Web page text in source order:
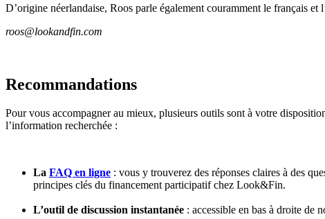
D’origine néerlandaise, Roos parle également couramment le français
roos@lookandfin.com
Recommandations
Pour vous accompagner au mieux, plusieurs outils sont à votre
l’information recherchée :
La FAQ en ligne : vous y trouverez des réponses claires à des
principes clés du financement participatif chez Look&Fin.
L’outil de discussion instantanée : accessible en bas à droite de